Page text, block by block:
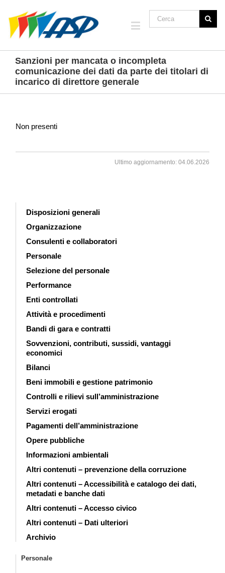
Sanzioni per mancata o incompleta
comunicazione dei dati da parte dei titolari di
incarico di direttore generale
Non presenti
Ultimo aggiornamento: 04.06.2026
Disposizioni generali
Organizzazione
Consulenti e collaboratori
Personale
Selezione del personale
Performance
Enti controllati
Attività e procedimenti
Bandi di gara e contratti
Sovvenzioni, contributi, sussidi, vantaggi
economici
Bilanci
Beni immobili e gestione patrimonio
Controlli e rilievi sull’amministrazione
Servizi erogati
Pagamenti dell’amministrazione
Opere pubbliche
Informazioni ambientali
Altri contenuti – prevenzione della corruzione
Altri contenuti – Accessibilità e catalogo dei dati,
metadati e banche dati
Altri contenuti – Accesso civico
Altri contenuti – Dati ulteriori
Archivio
Personale